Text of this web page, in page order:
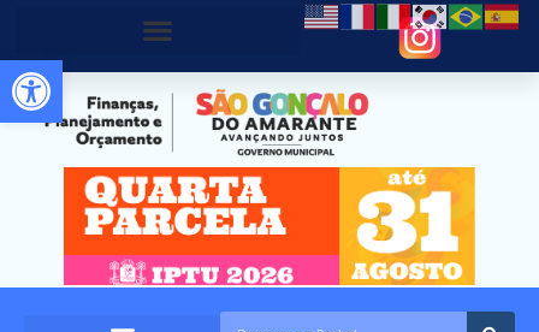
Abrir a barra de ferramentas